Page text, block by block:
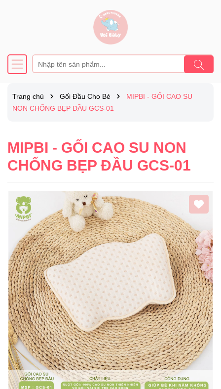
Trang chủ Gối Đầu Cho Bé
MIPBI - GỐI CAO SU
NON CHỐNG BẸP ĐẦU GCS-01
MIPBI - GỐI CAO SU NON
CHỐNG BẸP ĐẦU GCS-01
Mã giảm giá:
Ngày hết hạn: